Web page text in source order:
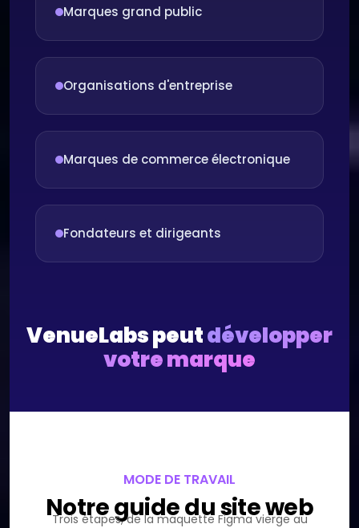
Marques grand public
Organisations d'entreprise
Marques de commerce électronique
Fondateurs et dirigeants
VenueLabs peutdévelopper
votre marque
MODE DE TRAVAIL
Notre guide du site web
Trois étapes, de la maquette Figma vierge au